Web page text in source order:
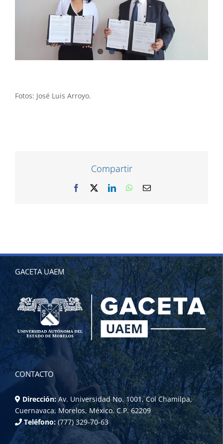
Fotos: José Luis Arroyo.
Compartir
Facebook LinkedInWhatsApp
Correo
GACETA UAEM
CONTACTO
Dirección: Av. Universidad No. 1001, Col Chamilpa,
Cuernavaca, Morelos, México. C.P. 62209
Teléfono: (777) 329-70-63